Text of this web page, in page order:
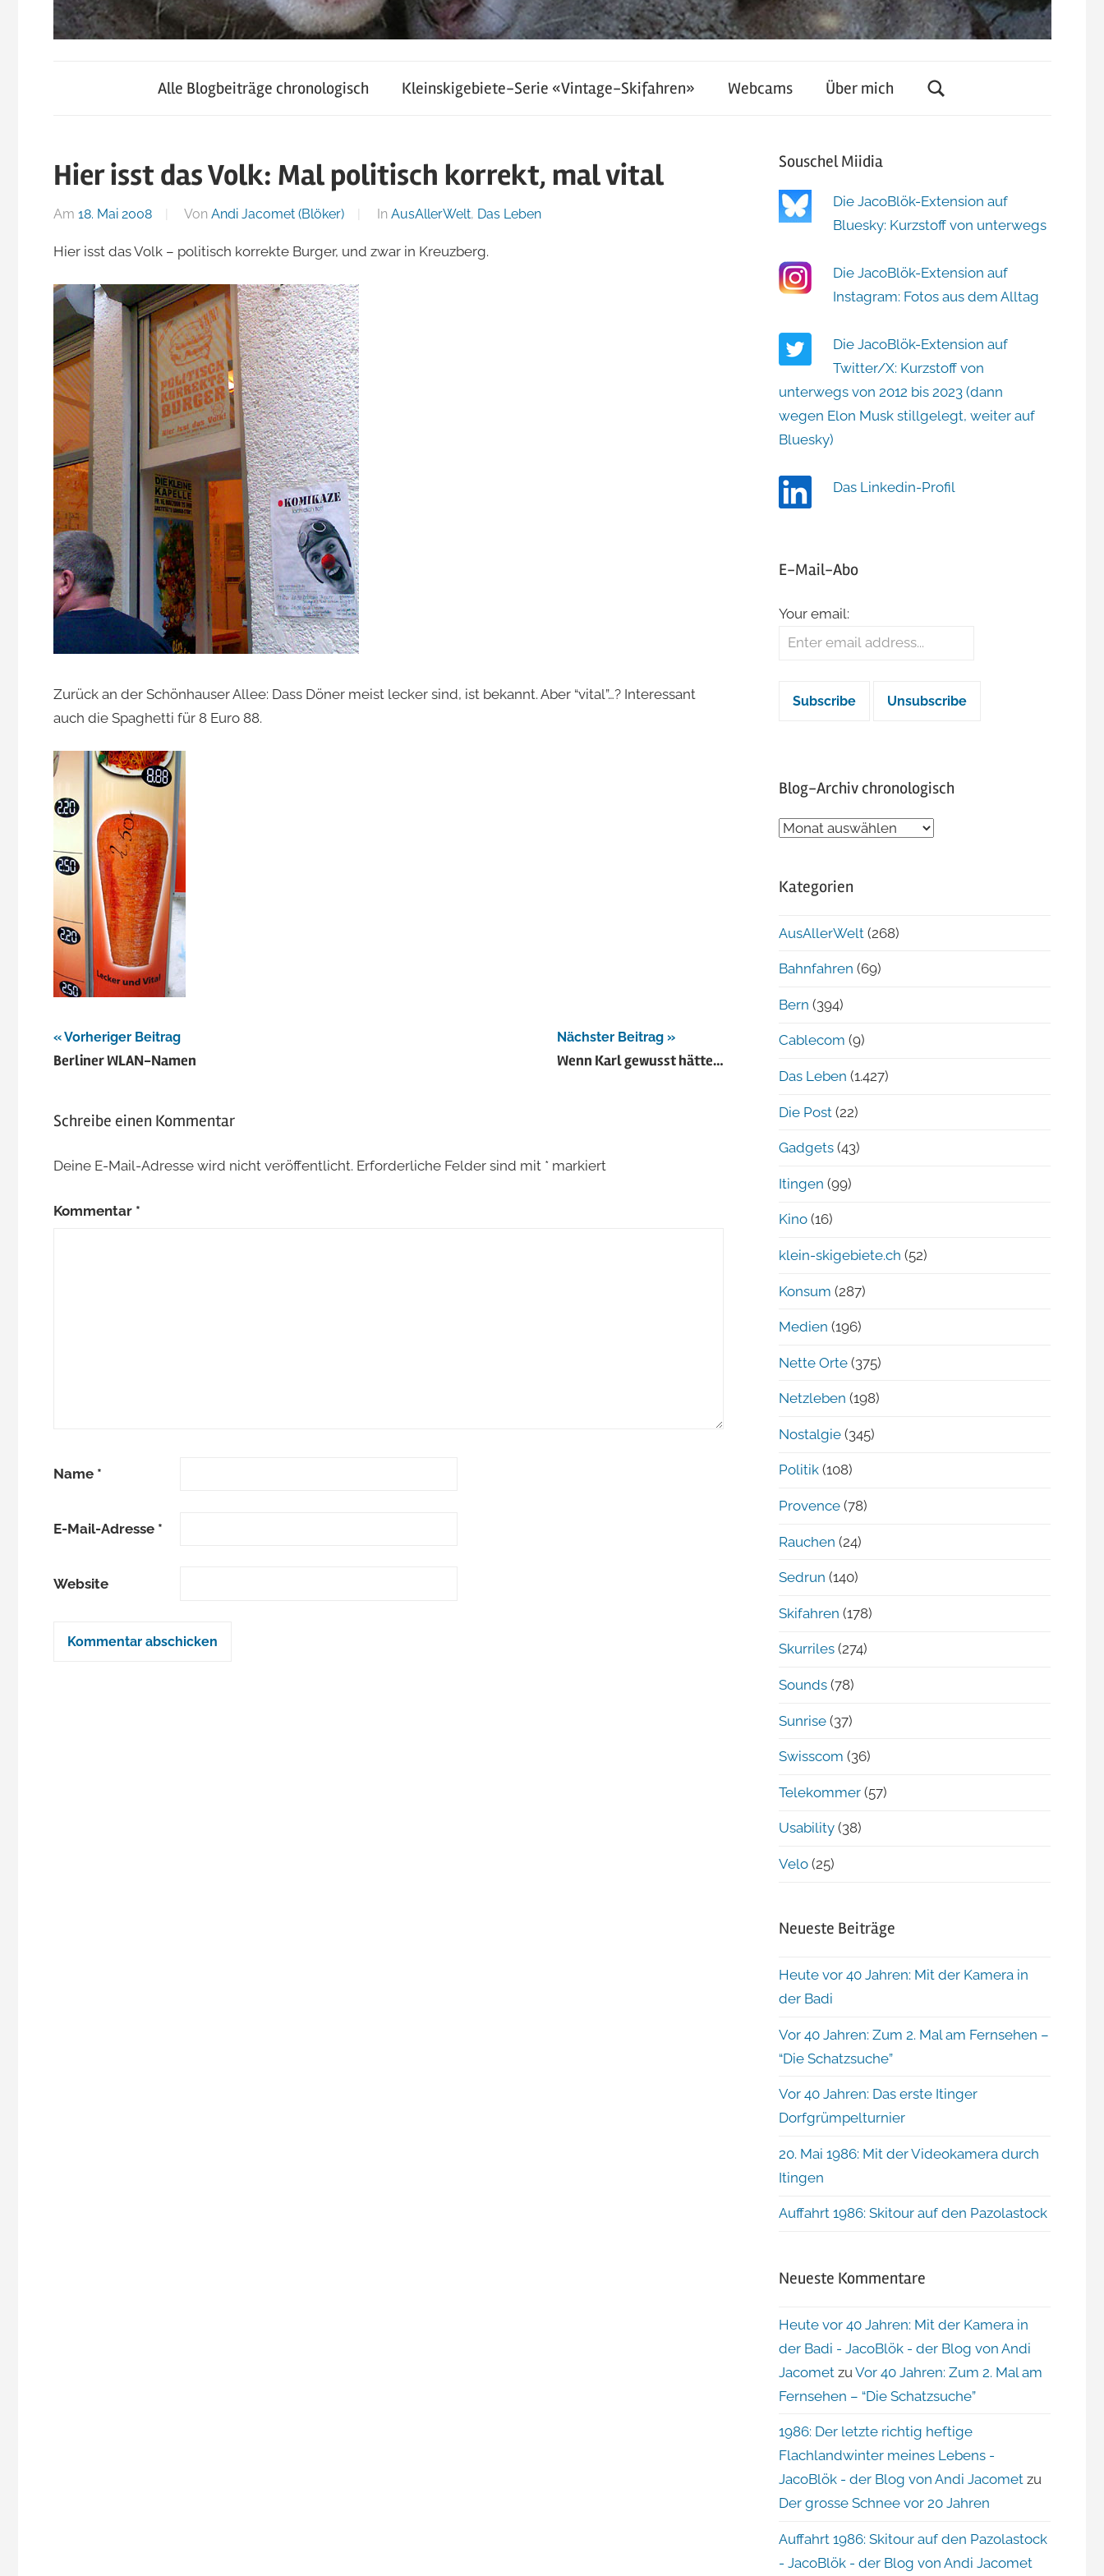
JacoBlök
der
Blog
von
Andi
Jacomet
skigebiete.ch
Alle Blogbeiträge chronologisch Kleinskigebiete-Serie «Vintage-Skifahren» Webcams Über mich
Hier isst das Volk: Mal politisch korrekt, mal vital
Am 18. Mai 2008 Von Andi Jacomet (Blöker) In AusAllerWelt, Das Leben
Hier isst das Volk – politisch korrekte Burger, und zwar in Kreuzberg.
Zurück an der Schönhauser Allee: Dass Döner meist lecker sind, ist bekannt. Aber “vital”…? Interessant
auch die Spaghetti für 8 Euro 88.
Beitragsnavigation
Vorheriger Beitrag
Berliner WLAN-Namen
Nächster Beitrag
Wenn Karl gewusst hätte…
Schreibe einen Kommentar
Deine E-Mail-Adresse wird nicht veröffentlicht. Erforderliche Felder sind mit *markiert
Kommentar *
Name *
E-Mail-Adresse *
Website
Souschel Miidia
Die JacoBlök-Extension auf
Bluesky: Kurzstoff von unterwegs
Die JacoBlök-Extension auf
Instagram: Fotos aus dem Alltag
Die JacoBlök-Extension auf
Twitter/X: Kurzstoff von
unterwegs von 2012 bis 2023 (dann
wegen Elon Musk stillgelegt, weiter auf
Bluesky)
Das Linkedin-Profil
E-Mail-Abo
Your email:
Blog-Archiv chronologisch
Blog-
Kategorien
AusAllerWelt (268)
Bahnfahren (69)
Bern (394)
Cablecom (9)
Das Leben (1.427)
Die Post (22)
Gadgets (43)
Itingen (99)
Kino (16)
klein-skigebiete.ch (52)
Konsum (287)
Medien (196)
Nette Orte (375)
Netzleben (198)
Nostalgie (345)
Politik (108)
Provence (78)
Rauchen (24)
Sedrun (140)
Skifahren (178)
Skurriles (274)
Sounds (78)
Sunrise (37)
Swisscom (36)
Telekommer (57)
Usability (38)
Velo (25)
Neueste Beiträge
Heute vor 40 Jahren: Mit der Kamera in
der Badi
Vor 40 Jahren: Zum 2. Mal am Fernsehen –
“Die Schatzsuche”
Vor 40 Jahren: Das erste Itinger
Dorfgrümpelturnier
20. Mai 1986: Mit der Videokamera durch
Itingen
Auffahrt 1986: Skitour auf den Pazolastock
Neueste Kommentare
Heute vor 40 Jahren: Mit der Kamera in
der Badi - JacoBlök - der Blog von Andi
Jacomet zu Vor 40 Jahren: Zum 2. Mal am
Fernsehen – “Die Schatzsuche”
1986: Der letzte richtig heftige
Flachlandwinter meines Lebens -
JacoBlök - der Blog von Andi Jacomet zu
Der grosse Schnee vor 20 Jahren
Auffahrt 1986: Skitour auf den Pazolastock
- JacoBlök - der Blog von Andi Jacomet